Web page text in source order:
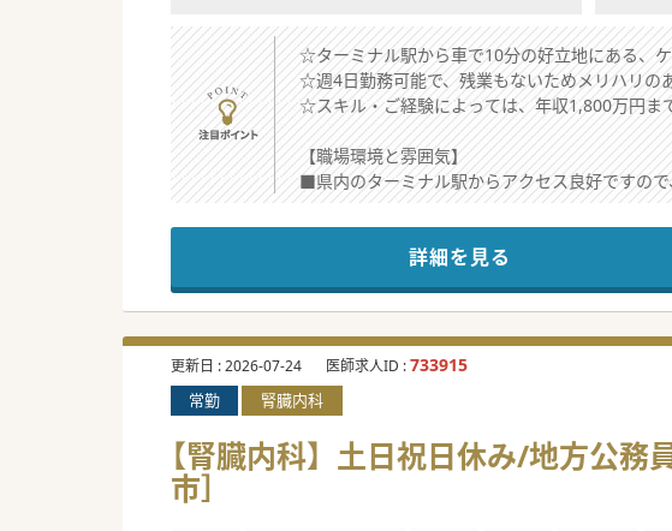
☆ターミナル駅から車で10分の好立地にある、
☆週4日勤務可能で、残業もないためメリハリの
☆スキル・ご経験によっては、年収1,800万円ま
【職場環境と雰囲気】
■県内のターミナル駅からアクセス良好ですの
■院長を含め、常勤は3名体制(院長60代半ば、
■残業もなく、ゆったりめの勤務のためベテラ
【医療機関情報】
■東北エリアで病院、健診施設、介護保険施設
■一般病床60床、介護療養病床30床のケアミッ
■在宅診療のニーズが地域で高まっており、今後
【働きやすさ】
■子育て中の医師は時短勤務が可能です！有給
詳細を見る
更新日 :2026-07-24 医師求人ID :733915
常勤 腎臓内科
【腎臓内科】土日祝日休み/地方公
市］